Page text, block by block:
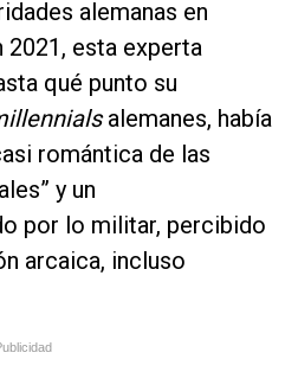
alemanas en
2021, esta experta
qué punto su
alemanes, había
romántica de las
y un
por lo militar, percibido
arcaica, incluso